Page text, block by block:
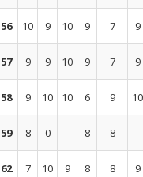
56 10 9 10 9 7
9
57 9 9 10 9 7
9
58 9 10 10 6 9
10
59 8 0 - 8 8
-
62 7 10 9 8 8 9